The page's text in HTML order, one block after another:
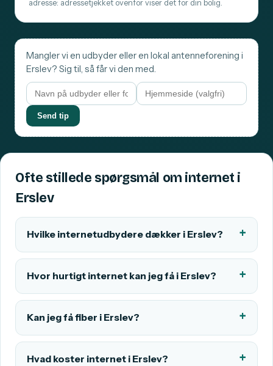
adresse: adressetjekket ovenfor viser det for din bolig.
Mangler vi en udbyder eller en lokal antenneforening i
Erslev? Sig til, så får vi den med.
Send tip
Ofte stillede spørgsmål om internet i
Erslev
Hvilke internetudbydere dækker i Erslev?
Hvor hurtigt internet kan jeg få i Erslev?
Kan jeg få fiber i Erslev?
Hvad koster internet i Erslev?